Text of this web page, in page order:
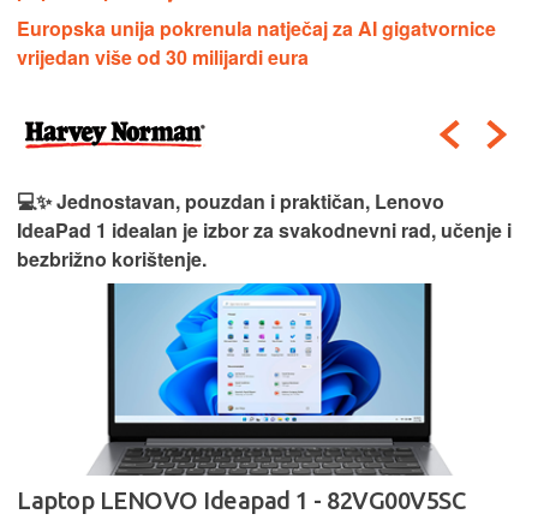
Europska unija pokrenula natječaj za AI gigatvornice
vrijedan više od 30 milijardi eura
💻✨ Jednostavan, pouzdan i praktičan, Lenovo
IdeaPad 1 idealan je izbor za svakodnevni rad, učenje i
bezbrižno korištenje.
Laptop LENOVO Ideapad 1 - 82VG00V5SC